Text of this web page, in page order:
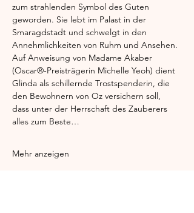
zum strahlenden Symbol des Guten
geworden. Sie lebt im Palast in der
Smaragdstadt und schwelgt in den
Annehmlichkeiten von Ruhm und Ansehen.
Auf Anweisung von Madame Akaber
(Oscar®-Preisträgerin Michelle Yeoh) dient
Glinda als schillernde Trostspenderin, die
den Bewohnern von Oz versichern soll,
dass unter der Herrschaft des Zauberers
alles zum Beste…
Mehr anzeigen